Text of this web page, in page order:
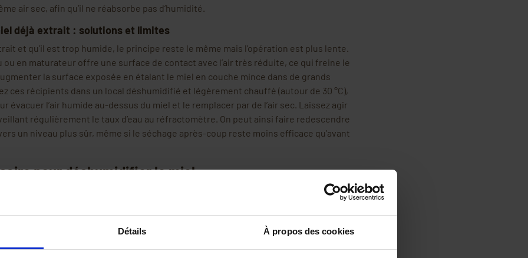
Détails À propos des cookies
air sec, afin qu’il ne réabsorbe pas d’humidité.
déjà extrait : solutions et limites
et qu’il est trop humide, le principe reste le même mais l’opération est plus lente.
ou en maturateur offre une surface de contact avec l’air très réduite, ce qui freine le
la surface exposée en étalant le miel en couche mince dans de grands
ces récipients dans un local déshumidifié et légèrement chauffé (autour de 30 °C),
évacuer l’air humide au-dessus du miel et le remplacer par de l’air sec. Laissez agir
régulièrement le taux d’eau au réfractomètre. On peut ainsi faire redescendre
un niveau plus sûr, même si le séchage après-coup reste moins efficace qu’avant
pour déshumidifier le miel
: Appareil indispensable pour assécher l’air du local. Il retire l’excès d’humidité
de miel: appareil professionnel conçu pourréduire efficacement l'humidité du miel
En seulement 12 heures, il peut éliminer jusqu'à 2 % d'humidité
simple permettant de faire circuler l’air sec autour des cadres ou des récipients de